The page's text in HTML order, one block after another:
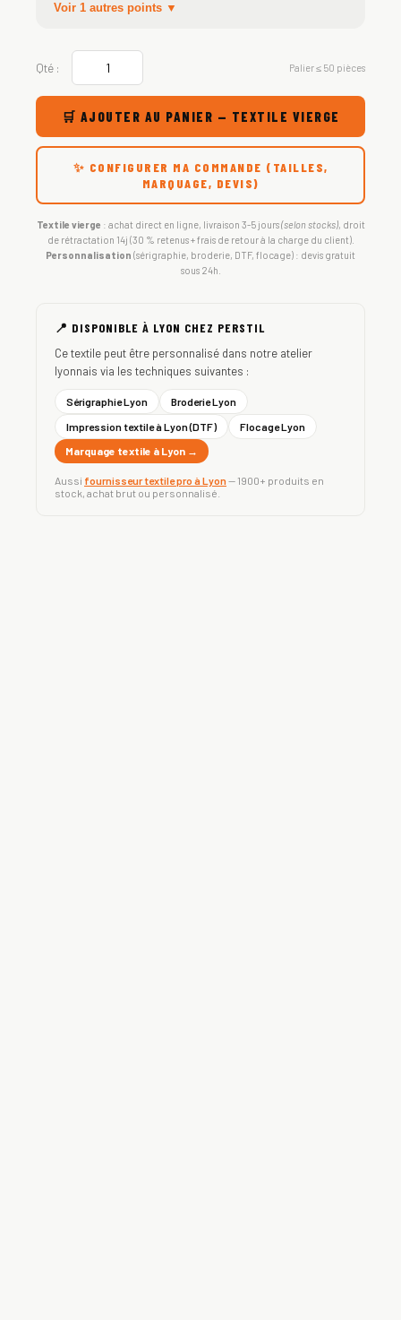
Voir 1 autres points ▼
Qté : Palier ≤ 50 pièces
🛒 AJOUTER AU PANIER — TEXTILE VIERGE
✨ CONFIGURER MA COMMANDE (TAILLES,
MARQUAGE, DEVIS)
Textile vierge : achat direct en ligne, livraison 3-5 jours(selon stocks), droit
de rétractation 14j (30 % retenus + frais de retour à la charge du client).
Personnalisation (sérigraphie, broderie, DTF, flocage) : devis gratuit
sous 24h.
📍 DISPONIBLE À LYON CHEZ PERSTIL
Ce textile peut être personnalisé dans notre atelier
lyonnais via les techniques suivantes :
Sérigraphie Lyon
Broderie Lyon
Impression textile à Lyon (DTF)
Flocage Lyon
Marquage textile à Lyon →
Aussi fournisseur textile pro à Lyon— 1900+ produits en
stock, achat brut ou personnalisé.